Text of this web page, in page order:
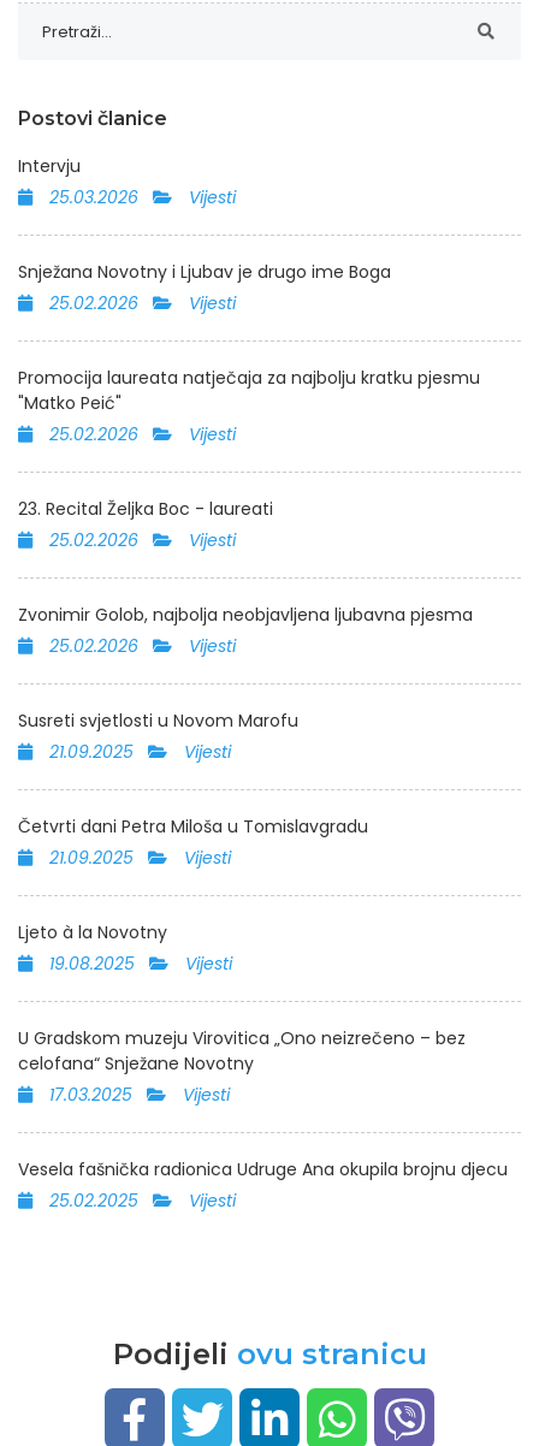
Postovi članice
Intervju
25.03.2026
Vijesti
Snježana Novotny i Ljubav je drugo ime Boga
25.02.2026
Vijesti
Promocija laureata natječaja za najbolju kratku pjesmu
"Matko Peić"
25.02.2026
Vijesti
23. Recital Željka Boc - laureati
25.02.2026
Vijesti
Zvonimir Golob, najbolja neobjavljena ljubavna pjesma
25.02.2026
Vijesti
Susreti svjetlosti u Novom Marofu
21.09.2025
Vijesti
Četvrti dani Petra Miloša u Tomislavgradu
21.09.2025
Vijesti
Ljeto à la Novotny
19.08.2025
Vijesti
U Gradskom muzeju Virovitica „Ono neizrečeno – bez
celofana“ Snježane Novotny
17.03.2025
Vijesti
Vesela fašnička radionica Udruge Ana okupila brojnu djecu
25.02.2025
Vijesti
Podijeli ovu stranicu